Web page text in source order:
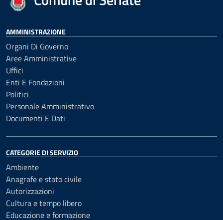
AMMINISTRAZIONE
Organi Di Governo
Aree Amministrative
Uffici
Enti E Fondazioni
Politici
Personale Amministrativo
Documenti E Dati
CATEGORIE DI SERVIZIO
Ambiente
Anagrafe e stato civile
Autorizzazioni
Cultura e tempo libero
Educazione e formazione